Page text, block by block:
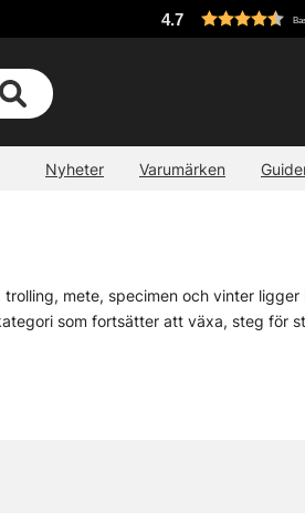
4.7
Nyheter Varumärken
mete, specimen och vinter
som fortsätter att växa, steg för
och huvudbry, och ibland är det